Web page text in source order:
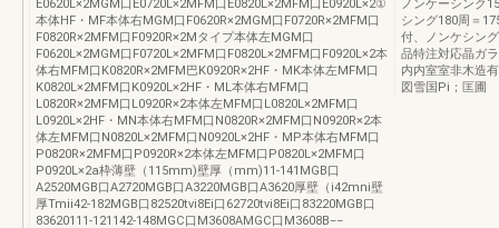
E0620L×2MGM口E0720L×2MFM口E0820L×2MFM口E0920L×2①
本体HF・MF本体右MGM口F0620R×2MGM口F0720R×2MFM口
F0820R×2MFM口F0920R×2Mタイプ本体左MGM口
F0620L×2MGM口F0720L×2MFM口F0820L×2MFM口F0920L×2本
体右MFM口K0820R×2MFM巴K0920R×2HF・MK本体左MFM口
K0820L×2MFM口K0920L×2HF・ML本体右MFM口
L0820R×2MFM口L0920R×2本体左MFM口L0820L×2MFM口
L0920L×2HF・MN本体右MFM口N0820R×2MFM口N0920R×2本
体左MFM口N0820L×2MFM口N0920L×2HF・MP本体右MFM口
P0820R×2MFM口P0920R×2本体左MFM口P0820L×2MFM口
P0920L×2a枠薄壁（115mm)壁厚（mm)11-141MGB口
A2520MGB口A2720MGB口A3220MGB口A3620厚壁（i42mni壁
厚Tmii42-182MGB口82520tvi8Ei口62720tvi8Ei口83220MGB口
83620111-121142-148MGC口M3608AMGC口M3608B−−
ノンケーシンク
シング180周＝
付、ノンケシン
品特注対応晶ガ
内内室室非木造
図雪国Pi；匡圃